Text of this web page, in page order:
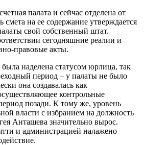
палата и сейчас отделена от
смета на ее содержание утверждается
свой собственный штат.
сегодняшние реалии и
правовые акты.
наделена статусом юрлица, так
период – у палаты не было
она создавалась как
контрольные
позади. К тому же, уровень
власти с избранием на должность
Анташева значительно вырос.
и администрацией налажено